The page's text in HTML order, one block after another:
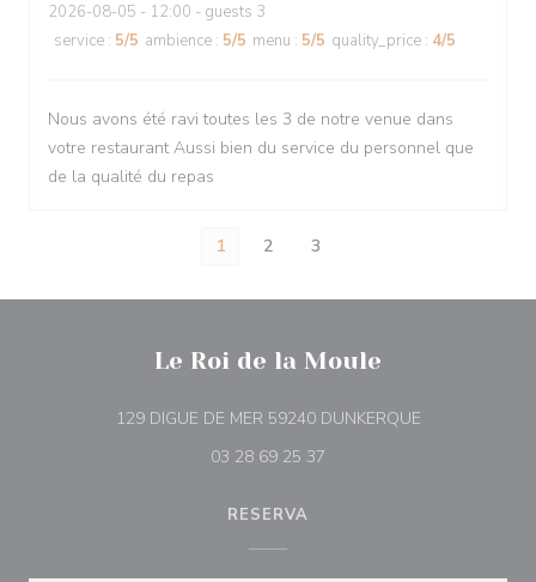
2026-08-05 - 12:00 - guests 3
service : 5/5 ambience : 5/5 menu : 5/5 quality_price : 4/5
Nous avons été ravi toutes les 3 de notre venue dans
votre restaurant Aussi bien du service du personnel que
de la qualité du repas
1 2 3
Le Roi de la Moule
129 DIGUE DE MER 59240 DUNKERQUE((abre numa
03 28 69 25 37
RESERVA